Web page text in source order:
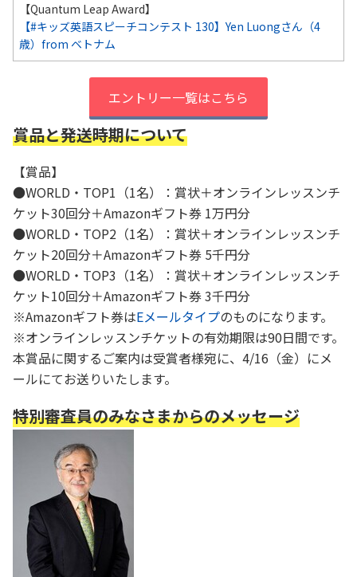
【Quantum Leap Award】
【#キッズ英語スピーチコンテスト 130】Yen Luongさん（4
歳）from ベトナム
エントリー一覧はこちら
賞品と発送時期について
【賞品】
●WORLD・TOP1（1名）：賞状＋オンラインレッスンチ
ケット30回分＋Amazonギフト券 1万円分
●WORLD・TOP2（1名）：賞状＋オンラインレッスンチ
ケット20回分＋Amazonギフト券 5千円分
●WORLD・TOP3（1名）：賞状＋オンラインレッスンチ
ケット10回分＋Amazonギフト券 3千円分
※Amazonギフト券はEメールタイプのものになります。
※オンラインレッスンチケットの有効期限は90日間です。
本賞品に関するご案内は受賞者様宛に、4/16（金）にメ
ールにてお送りいたします。
特別審査員のみなさまからのメッセージ